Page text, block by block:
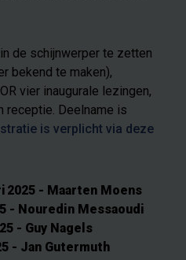
de schijnwerper te zetten
bekend te maken),
vier inaugurale lezingen,
receptie. Deelname is
is verplicht via deze
2025 - Maarten Moens
- Nouredin Messaoudi
- Guy Nagels
- Jan Gutermuth